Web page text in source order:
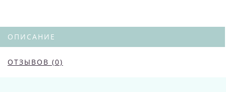
ОПИСАНИЕ
ОТЗЫВОВ (0)